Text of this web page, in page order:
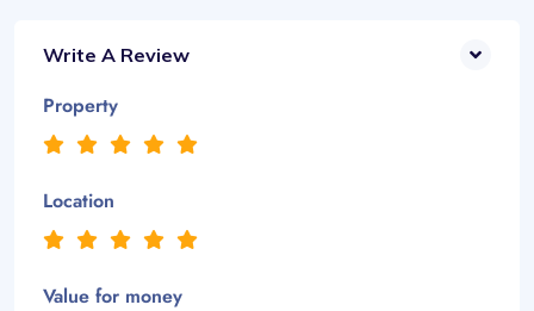
Write A Review
Property
Location
Value for money